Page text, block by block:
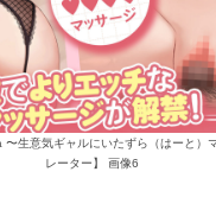
〜生意気ギャルにいたずら（はーと）
レーター】 画像6